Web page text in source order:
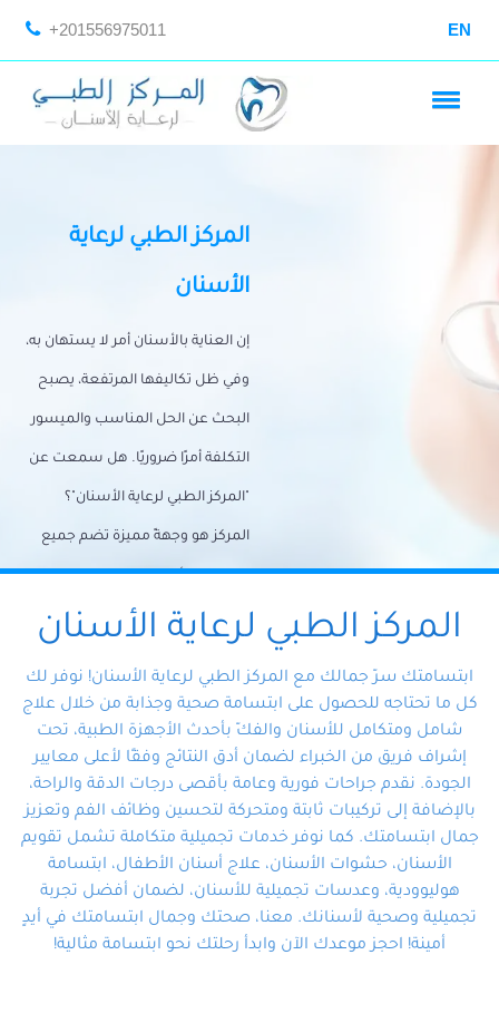
+201556975011 EN
المركز الطبي لرعاية
الأسنان
إن العناية بالأسنان أمر لا يستهان به،
وفي ظل تكاليفها المرتفعة، يصبح
البحث عن الحل المناسب والميسور
التكلفة أمرًا ضروريًا. هل سمعت عن
"المركز الطبي لرعاية الأسنان"؟
المركز هو وجهةً مميزة تضم جميع
احتياجات الأسنان تحت سقف واحد،
وتضمن لك حلاً شاملًا لجميع
المتخصص ذوي الخبرة، ستجد نفسك
في أيد أمينة تلبي احتياجاتك بكل
احترافية ودقة.
المركز الطبي لرعاية الأسنان
ابتسامتك سرّ جمالك مع المركز الطبي لرعاية الأسنان! نوفر لك
كل ما تحتاجه للحصول على ابتسامة صحية وجذابة من خلال علاج
شامل ومتكامل للأسنان والفكّ بأحدث الأجهزة الطبية، تحت
إشراف فريق من الخبراء لضمان أدق النتائج وفقًا لأعلى معايير
الجودة. نقدم جراحات فورية وعامة بأقصى درجات الدقة والراحة،
بالإضافة إلى تركيبات ثابتة ومتحركة لتحسين وظائف الفم وتعزيز
جمال ابتسامتك. كما نوفر خدمات تجميلية متكاملة تشمل تقويم
الأسنان، حشوات الأسنان، علاج أسنان الأطفال، ابتسامة
هوليوودية، وعدسات تجميلية للأسنان، لضمان أفضل تجربة
تجميلية وصحية لأسنانك. معنا، صحتك وجمال ابتسامتك في أيدٍ
أمينة! احجز موعدك الآن وابدأ رحلتك نحو ابتسامة مثالية!